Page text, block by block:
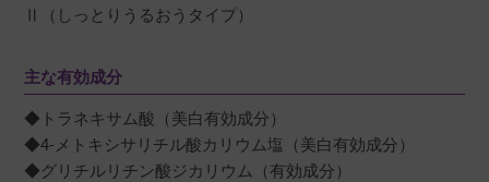
Ⅱ（しっとりうるおうタイプ）
主な有効成分
◆トラネキサム酸（美白有効成分）
◆4-メトキシサリチル酸カリウム塩（美白有効成分）
◆グリチルリチン酸ジカリウム（有効成分）